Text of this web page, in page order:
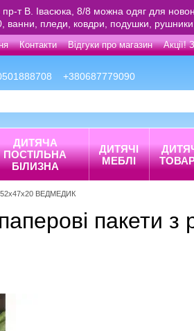
пр-т В. Івасюка, 8/8 можна одяг для
ванни, пледи, ковдри, подушки,
Контакти Відгуки про магазин Акції!
+380687779090
ДИТЯЧА
ПОСТІЛЬНА
БІЛИЗНА
ДИТЯЧІ
МЕБЛІ
52х47х20 ВЕДМЕДИК
паперові